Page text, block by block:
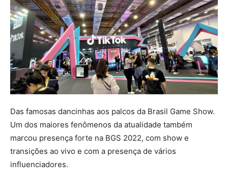
Das famosas dancinhas aos palcos da Brasil Game Show.
Um dos maiores fenômenos da atualidade também
marcou presença forte na BGS 2022, com show e
transições ao vivo e com a presença de vários
influenciadores.